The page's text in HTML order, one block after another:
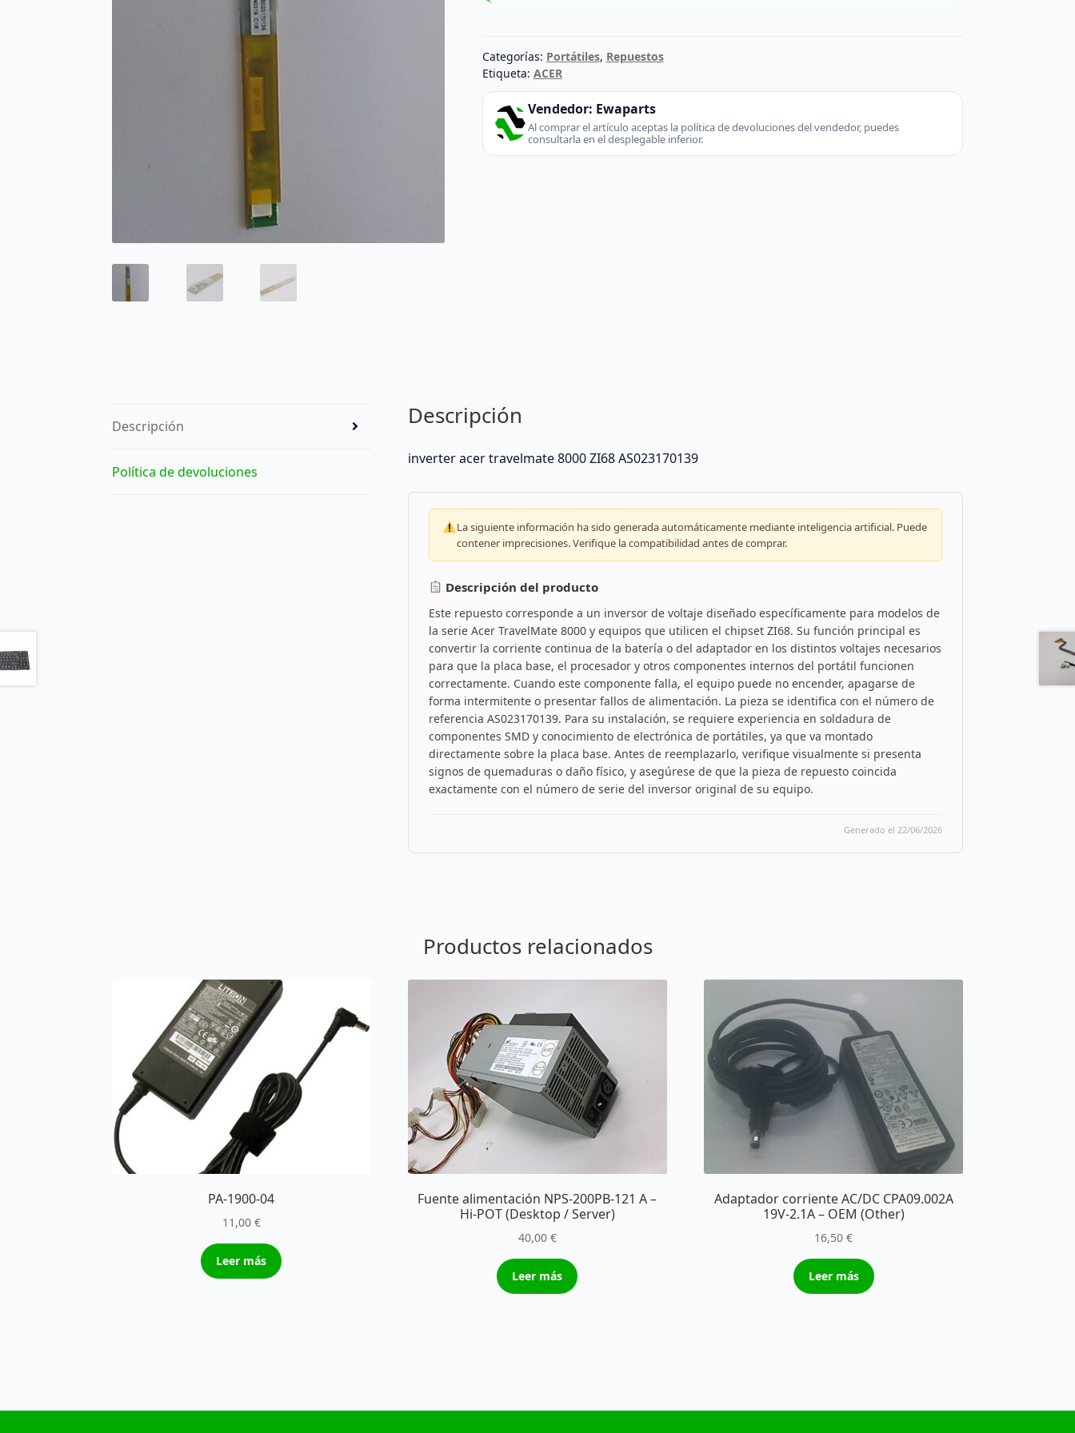
Categorías: Portátiles, Repuestos
Etiqueta: ACER
Vendedor: Ewaparts
Al comprar el artículo aceptas la política de devoluciones del vendedor, puedes
consultarla en el desplegable inferior.
Descripción
Política de devoluciones
Descripción
inverter acer travelmate 8000 ZI68 AS023170139
La siguiente información ha sido generada automáticamente mediante inteligencia artificial. Puede
contener imprecisiones. Verifique la compatibilidad antes de comprar.
Descripción del producto
Este repuesto corresponde a un inversor de voltaje diseñado específicamente para modelos de
la serie Acer TravelMate 8000 y equipos que utilicen el chipset ZI68. Su función principal es
convertir la corriente continua de la batería o del adaptador en los distintos voltajes necesarios
para que la placa base, el procesador y otros componentes internos del portátil funcionen
correctamente. Cuando este componente falla, el equipo puede no encender, apagarse de
forma intermitente o presentar fallos de alimentación. La pieza se identifica con el número de
referencia AS023170139. Para su instalación, se requiere experiencia en soldadura de
componentes SMD y conocimiento de electrónica de portátiles, ya que va montado
directamente sobre la placa base. Antes de reemplazarlo, verifique visualmente si presenta
signos de quemaduras o daño físico, y asegúrese de que la pieza de repuesto coincida
exactamente con el número de serie del inversor original de su equipo.
Generado el 22/06/2026
Productos relacionados
PA-1900-04
11,00 €
Leer más
Fuente alimentación NPS-200PB-121 A –
Hi-POT (Desktop / Server)
40,00 €
Leer más
Adaptador corriente AC/DC CPA09.002A
19V-2.1A – OEM (Other)
16,50€
Leer más